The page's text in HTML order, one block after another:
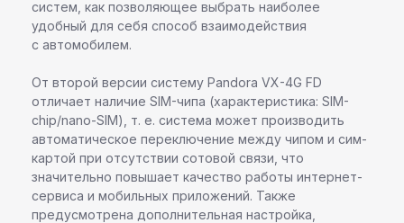
систем, как позволяющее выбрать наиболее
удобный для себя способ взаимодействия
с автомобилем.
От второй версии систему Pandora VX-4G FD
отличает наличие SIM-чипа (характеристика: SIM-
chip/nano-SIM), т. е. система может производить
автоматическое переключение между чипом и сим-
картой при отсутствии сотовой связи, что
значительно повышает качество работы интернет-
сервиса и мобильных приложений. Также
предусмотрена дополнительная настройка,